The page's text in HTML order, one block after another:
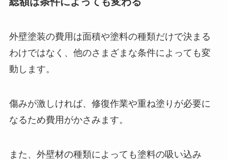
外壁塗装の費用は面積や塗料の種類だけで決まる
わけではなく、他のさまざまな条件によっても変
動します。
傷みが激しければ、修復作業や重ね塗りが必要に
なるため費用がかさみます。
また、外壁材の種類によっても塗料の吸い込み